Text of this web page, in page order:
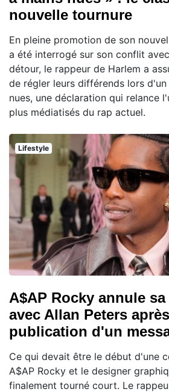
nouvelle tournure
En pleine promotion de son
a été interrogé sur son conflit
détour, le rappeur de Harlem a
de régler leurs différends lors
nues, une déclaration qui relance
plus médiatisés du rap actuel.
Lifestyle
A$AP Rocky annule
avec Allan Peters
publication d'un
Ce qui devait être le début d'une
A$AP Rocky et le designer
finalement tourné court. Le